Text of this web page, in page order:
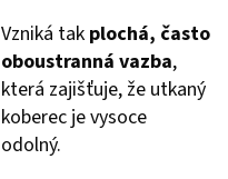
Vzniká tak plochá, často
oboustranná vazba,
která zajišťuje, že utkaný
koberec je vysoce
odolný.